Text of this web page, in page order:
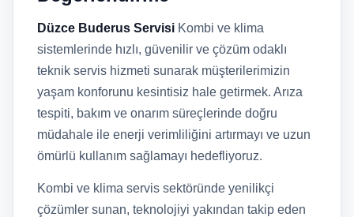
Düzce Buderus Servisi Kombi ve klima
sistemlerinde hızlı, güvenilir ve çözüm odaklı
teknik servis hizmeti sunarak müşterilerimizin
yaşam konforunu kesintisiz hale getirmek. Arıza
tespiti, bakım ve onarım süreçlerinde doğru
müdahale ile enerji verimliliğini artırmayı ve uzun
ömürlü kullanım sağlamayı hedefliyoruz.
Kombi ve klima servis sektöründe yenilikçi
çözümler sunan, teknolojiyi yakından takip eden